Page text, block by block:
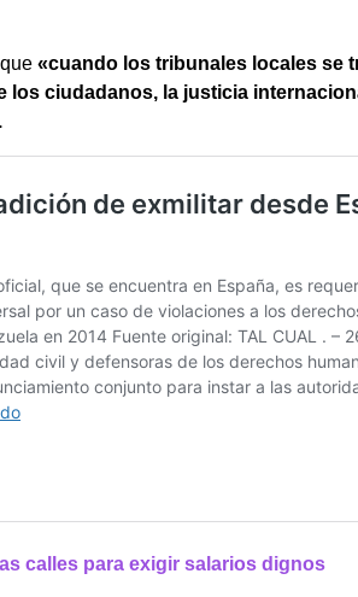
«cuando los tribunales locales se
los ciudadanos, la justicia
calles para exigir salarios dignos